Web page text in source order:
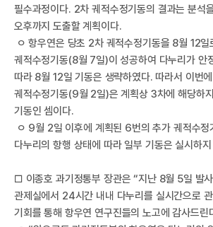
우
필수과정이다. 2차 궤적수정기동의 결과는 분석
오후까지 도출할 계획이다.
ㅇ 항우연은 당초 2차 궤적수정기동을 8월 12일
궤적수정기동(8월 7일)이 성공하여 다누리가 안
따라 8월 12일 기동은 생략하였다. 따라서 이번
궤적수정기동(9월 2일)은 계획상 3차에 해당하
기동인 셈이다.
ㅇ 9월 2일 이후에 계획된 6번의 추가 궤적수정
다누리의 항행 상태에 따라 일부 기동은 실시하
□ 이종호 과기정통부 장관은 “지난 8월 5일 발
관제실에서 24시간 내내 다누리를 실시간으로
기회를 통해 항우연 연구진들의 노고에 감사드린